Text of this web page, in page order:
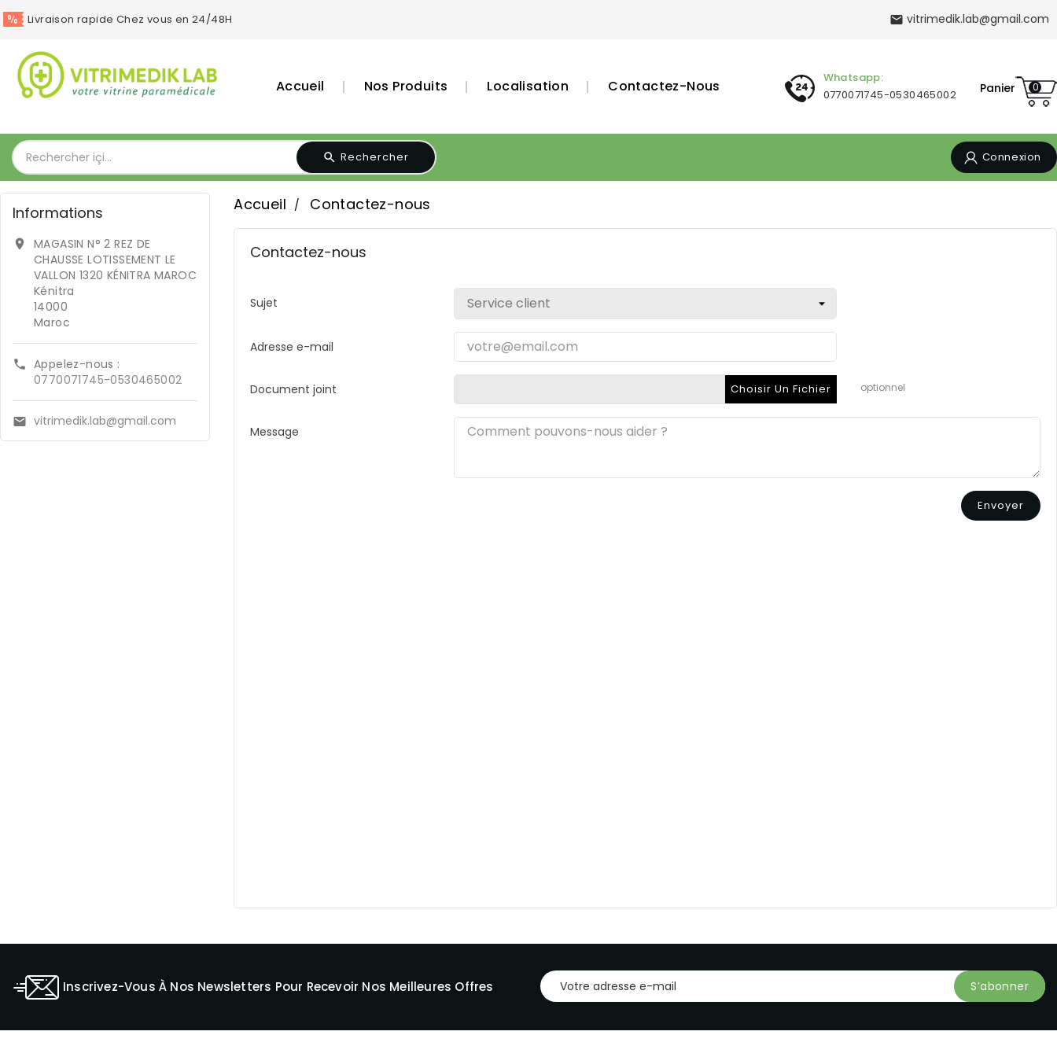
Livraison rapide Chez vous en 24/48H  vitrimedik.lab@gmail.com
Panier 0
Whatsapp:
0770071745-0530465002
Accueil Nos Produits Localisation Contactez-Nous
Connexion
Rechercher
Informations

MAGASIN N° 2 REZ DE
CHAUSSE LOTISSEMENT LE
VALLON 1320 KÉNITRA MAROC
Kénitra
14000
Maroc

Appelez-nous :
0770071745-0530465002
 vitrimedik.lab@gmail.com
Accueil Contactez-nous
Contactez-nous
Sujet
Adresse e-mail
Document joint Choisir Un Fichier optionnel
Message
Inscrivez-Vous À Nos Newsletters Pour Recevoir Nos Meilleures Offres